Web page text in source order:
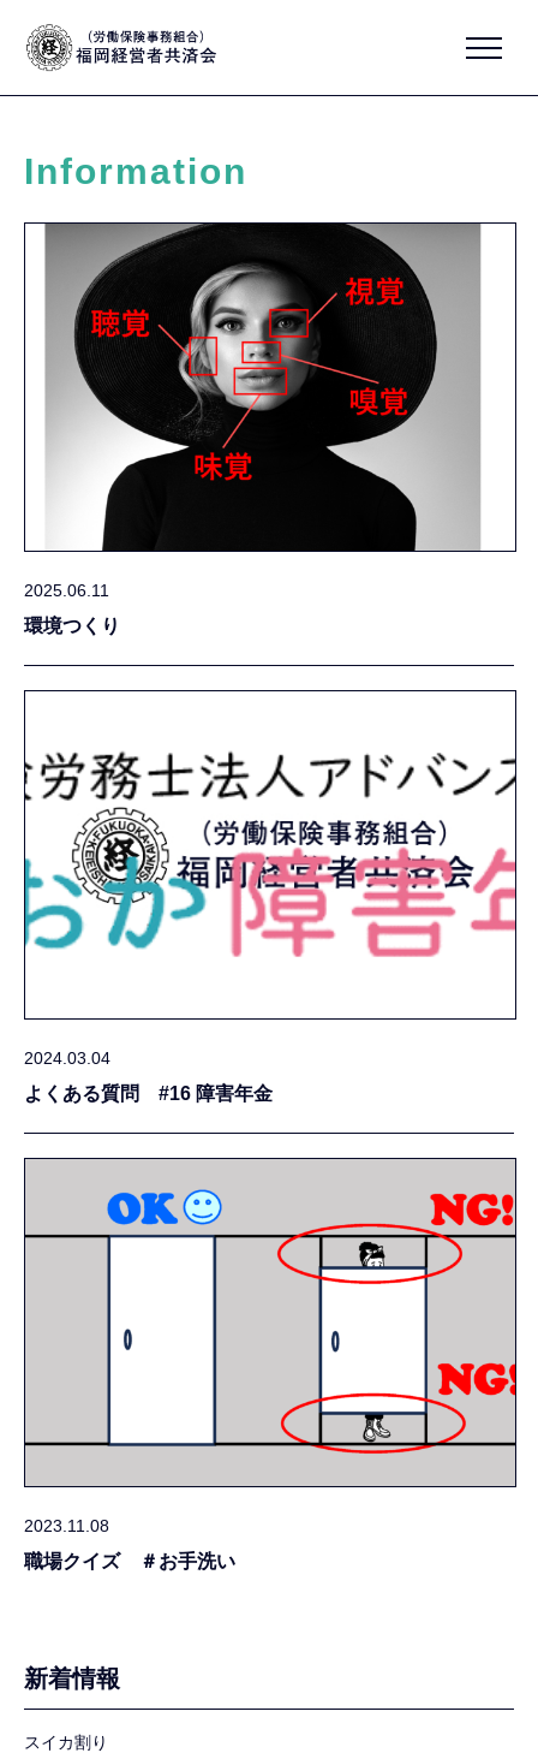
Information
2025.06.11
環境つくり
2024.03.04
よくある質問 #16 障害年金
2023.11.08
職場クイズ ＃お手洗い
新着情報
スイカ割り